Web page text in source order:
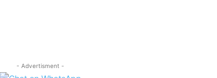
- Advertisment -